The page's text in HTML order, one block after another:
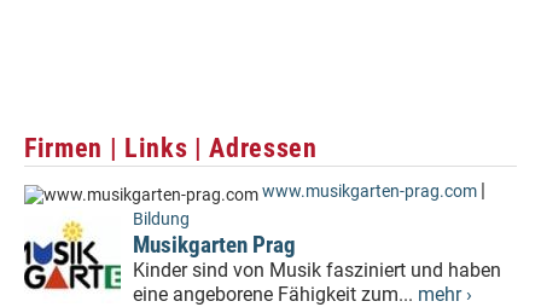
Firmen | Links | Adressen
www.musikgarten-prag.com |
Bildung
Musikgarten Prag
Kinder sind von Musik fasziniert und haben
eine angeborene Fähigkeit zum... mehr ›